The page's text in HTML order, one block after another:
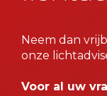
Neem dan
onze
Voor al uw